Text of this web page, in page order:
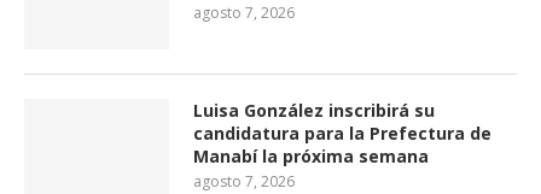
agosto 7, 2026
Luisa González inscribirá su
candidatura para la Prefectura de
Manabí la próxima semana
agosto 7, 2026